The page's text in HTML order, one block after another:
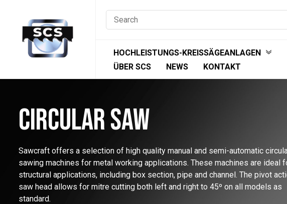
HOCHLEISTUNGS-KREISSÄGEANLAGEN
ÜBER SCS
NEWS KONTAKT
CIRCULAR SAW
Sawcraft offers a selection of high quality manual and semi-automatic
sawing machines for metal working applications. These machines are ideal
structural applications, including box section, pipe and channel. The pivot
saw head allows for mitre cutting both left and right to 45º on all models as
standard.